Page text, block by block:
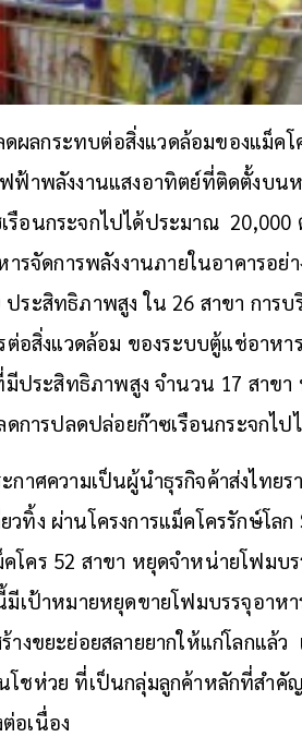
ผลกระทบต่อสิ่งแวดล้อมของแม็คโ
ฟฟ้าพลังงานแสงอาทิตย์ที่ติดตั้งบ
รือนกระจกไปได้ประมาณ 20,000
รจัดการพลังงานภายในอาคารอย่
ระสิทธิภาพสูง ใน 26 สาขา การ
อสิ่งแวดล้อม ของระบบตู้แช่อาหา
ประสิทธิภาพสูง จำนวน 17 สาขา
ดการปลดปล่อยก๊าซเรือนกระจกไ
าศความเป็นผู้นำธุรกิจค้าส่งไทย
วทิ้ง ผ่านโครงการแม็คโครรักษ์โล
คร 52 สาขา หยุดจำหน่ายโฟมบร
มีเป้าหมายหยุดขายโฟมบรรจุอาห
งขยะย่อยสลายยากให้แก่โลกแล้
โชห่วย ที่เป็นกลุ่มลูกค้าหลักที่สำ
อเนื่อง